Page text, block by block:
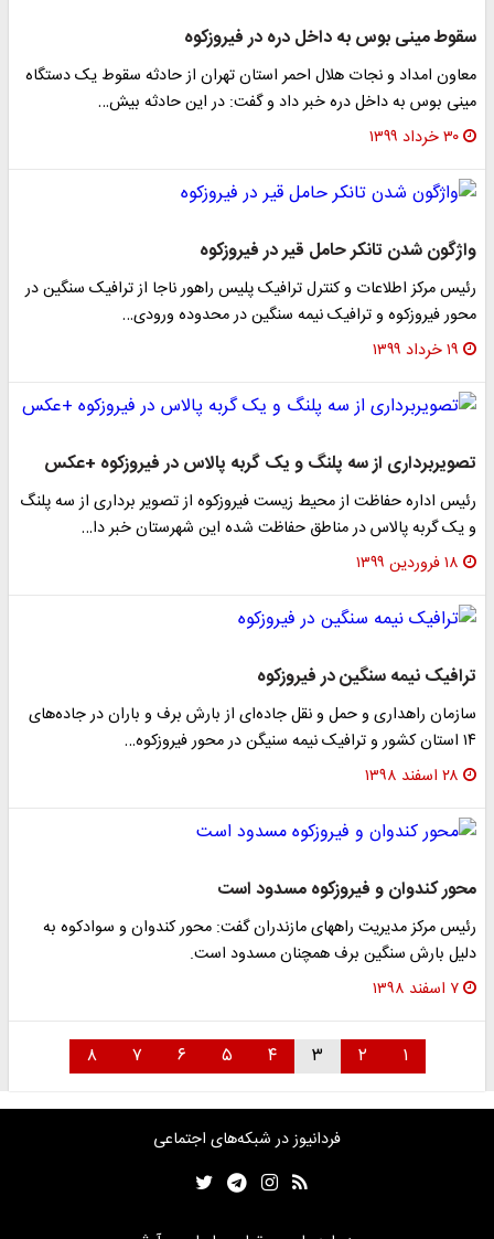
سقوط مینی بوس به داخل دره در فیروزکوه
معاون امداد و نجات هلال احمر استان تهران از حادثه سقوط یک دستگاه
مینی بوس به داخل دره خبر داد و گفت: در این حادثه بیش…
۳۰ خرداد ۱۳۹۹
واژگون شدن تانکر حامل قیر در فیروزکوه
رئیس مرکز اطلاعات و کنترل ترافیک پلیس راهور ناجا از ترافیک سنگین در
محور فیروزکوه و ترافیک نیمه سنگین در محدوده ورودی…
۱۹ خرداد ۱۳۹۹
تصویربرداری از سه پلنگ و یک گربه پالاس در فیروزکوه +عکس
رئیس اداره حفاظت از محیط زیست فیروزکوه از تصویر برداری از سه پلنگ
و یک گربه پالاس در مناطق حفاظت شده این شهرستان خبر دا…
۱۸ فروردین ۱۳۹۹
ترافیک نیمه سنگین در فیروزکوه
سازمان راهداری و حمل و نقل جاده‌ای از بارش برف و باران در جاده‌های
۱۴ استان کشور و ترافیک نیمه سنیگن در محور فیروزکوه…
۲۸ اسفند ۱۳۹۸
محور کندوان و فیروزکوه مسدود است
رئیس مرکز مدیریت راههای مازندران گفت: محور کندوان و سوادکوه به
دلیل بارش سنگین برف همچنان مسدود است.
۷ اسفند ۱۳۹۸
۱ ۲ ۳ ۴ ۵ ۶ ۷ ۸
فردانیوز در شبکه‌های اجتماعی